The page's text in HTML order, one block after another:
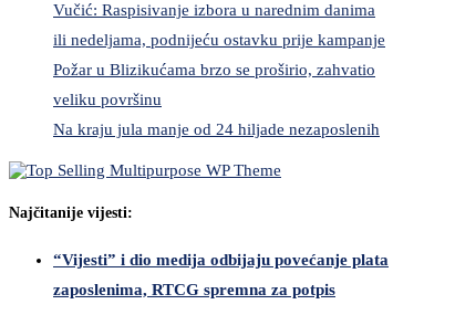
Vučić: Raspisivanje izbora u narednim danima
ili nedeljama, podnijeću ostavku prije kampanje
Požar u Blizikućama brzo se proširio, zahvatio
veliku površinu
Na kraju jula manje od 24 hiljade nezaposlenih
Najčitanije vijesti:
“Vijesti” i dio medija odbijaju povećanje plata
zaposlenima, RTCG spremna za potpis